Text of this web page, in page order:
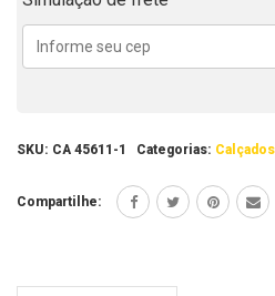
SKU: CA 45611-1 Categorias:
Compartilhe: